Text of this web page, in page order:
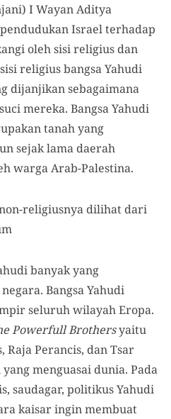
I Wayan Aditya
Israel terhadap
oleh sisi religius dan
religius bangsa Yahudi
dijanjikan sebagaimana
mereka. Bangsa Yahudi
tanah yang
sejak lama daerah
warga Arab-Palestina.
religiusnya dilihat dari
banyak yang
Bangsa Yahudi
seluruh wilayah Eropa.
Powerfull Brothersyaitu
Raja Perancis, dan Tsar
menguasai dunia. Pada
saudagar, politikus Yahudi
kaisar ingin membuat